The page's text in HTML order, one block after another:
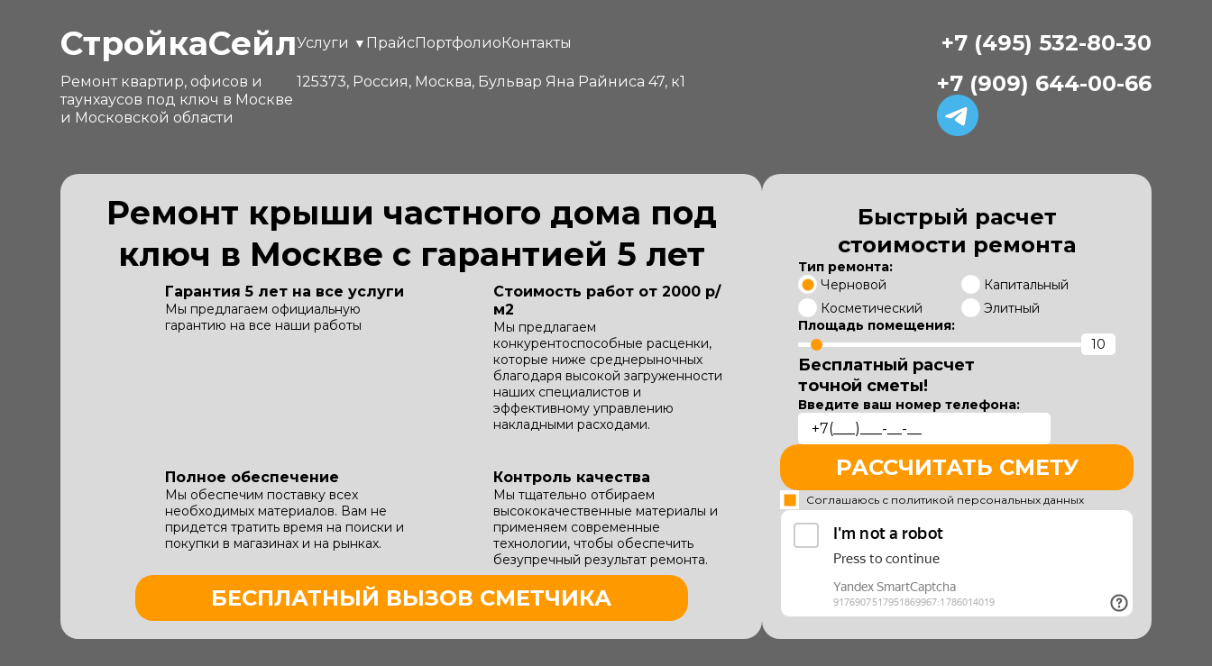
СтройкаСейлУслуги ПрайсПортфолиоКонтакты +7 (495) 532-80-30
Ремонт квартир, офисов и
таунхаусов под ключ в Москве
и Московской области
125373, Россия, Москва, Бульвар Яна Райниса 47, к1 +7 (909) 644-00-66
Ремонт крыши частного дома под
ключ в Москве с гарантией 5 лет
Гарантия 5 лет на все услуги
Мы предлагаем официальную
гарантию на все наши работы
Стоимость работ от 2000 р/
м2
Мы предлагаем
конкурентоспособные расценки,
которые ниже среднерыночных
благодаря высокой загруженности
наших специалистов и
эффективному управлению
накладными расходами.
Полное обеспечение
Мы обеспечим поставку всех
необходимых материалов. Вам не
придется тратить время на поиски и
покупки в магазинах и на рынках.
Контроль качества
Мы тщательно отбираем
высококачественные материалы и
применяем современные
технологии, чтобы обеспечить
безупречный результат ремонта.
БЕСПЛАТНЫЙ ВЫЗОВ СМЕТЧИКА
Быстрый расчет
стоимости ремонта
Тип ремонта:
Черновой
Капитальный
Косметический
Элитный
Площадь помещения:
Бесплатный расчет
точной сметы!
Введите ваш номер телефона:
РАССЧИТАТЬ СМЕТУ
Соглашаюсь с политикой персональных данных